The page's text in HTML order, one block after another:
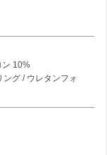
ン 10%
グ / ウレタンフォ